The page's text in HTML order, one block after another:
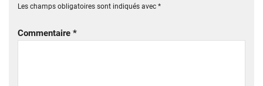
Les champs obligatoires sont indiqués avec *
Commentaire *